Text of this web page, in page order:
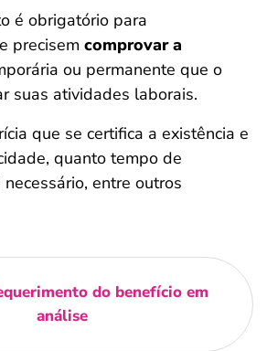
é obrigatório para
precisem comprovar a
ou permanente que o
suas atividades laborais.
que se certifica a existência e
quanto tempo de
entre outros
do benefício em
análise